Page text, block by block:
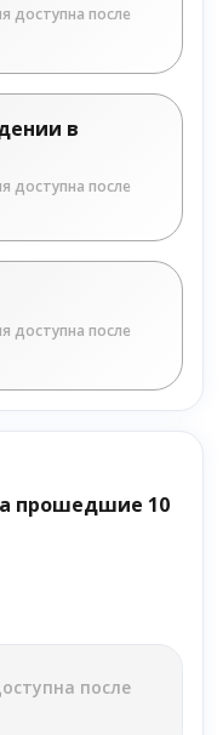
доступна после
в
доступна после
доступна после
прошедшие 10
после